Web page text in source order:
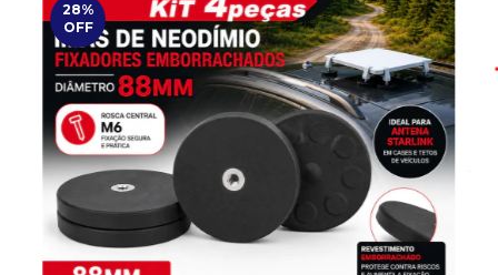
28%
OFF